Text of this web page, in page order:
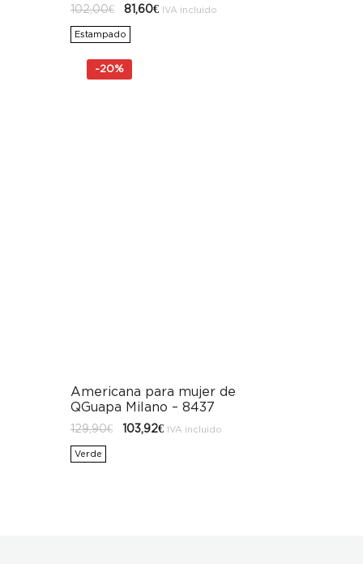
102,00€
El
precio
original
era:
81,60€ElIVA incluido
Estampado
-20%
Americana para mujer de
QGuapa Milano – 8437
129,90€
El
precio
103,92€ElIVA incluido
Verde